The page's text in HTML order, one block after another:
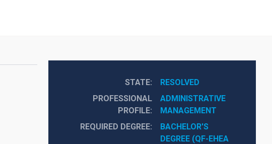
STATE
RESOLVED
PROFESSIONAL
PROFILE
ADMINISTRATIVE
MANAGEMENT
REQUIRED DEGREE
BACHELOR'S
DEGREE (QF-EHEA